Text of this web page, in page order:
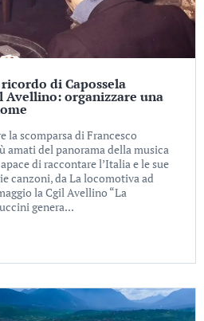
di Capossela
Avellino: organizzare una
la scomparsa di Francesco
amati del panorama della musica
di raccontare l’Italia e le sue
canzoni, da La locomotiva ad
la Cgil Avellino “La
genera...